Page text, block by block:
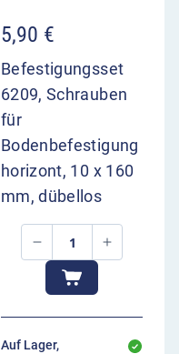
5,90 €
Befestigungsset
6209, Schrauben
für
Bodenbefestigung
horizont, 10 x 160
mm, dübellos
Auf Lager,